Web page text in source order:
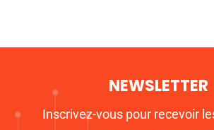
NEWSLETTER
Inscrivez-vous pour recevoir